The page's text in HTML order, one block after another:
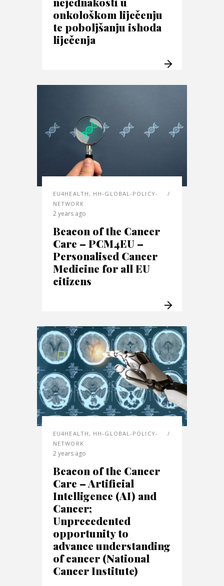
onkološkom liječenju
te poboljšanju ishoda
liječenja
EU4HEALTH , HH-GLOBAL-POLICY-
NETWORK
2 years ago
Beacon of the Cancer
Care – PCM4EU –
Personalised Cancer
Medicine for all EU
citizens
EU4HEALTH , HH-GLOBAL-POLICY-
NETWORK
2 years ago
Beacon of the Cancer
Care – Artificial
Intelligence (AI) and
Cancer;
Unprecedented
opportunity to
advance understanding
of cancer (National
Cancer Institute)